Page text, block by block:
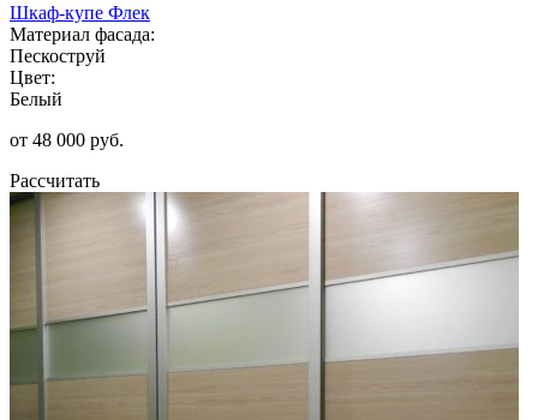
Шкаф-купе Флек
Материал фасада:
Пескоструй
Цвет:
Белый
от 48 000 руб.
Рассчитать